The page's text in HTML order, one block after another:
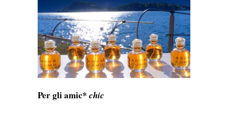
Per gli amic* chic